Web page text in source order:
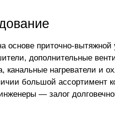
приточно-вытяжной
дополнительные
канальные нагреватели
большой ассортимент
— залог